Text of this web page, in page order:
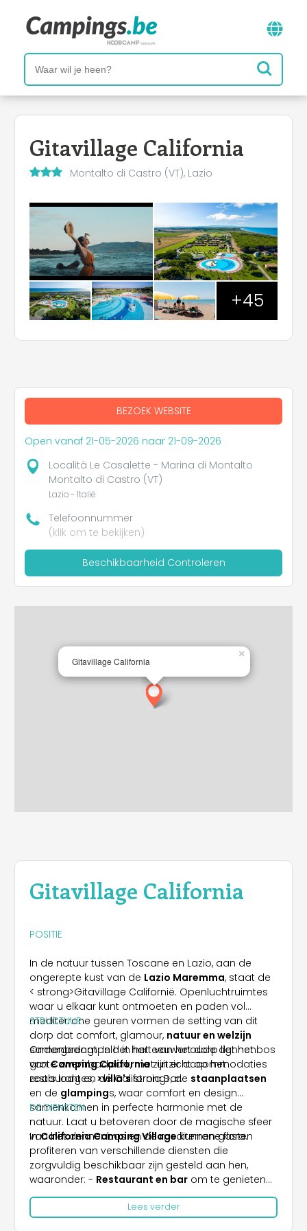
Gitavillage California
Montalto di Castro (VT), Lazio
+45
Gitavillage California
POSITIE
In de natuur tussen Toscane en Lazio, aan de
ongerepte kust van de Lazio Maremma, staat de
< strong>Gitavillage Californië. Openluchtruimtes
waar u elkaar kunt ontmoeten en paden vol
mediterrane geuren vormen de setting van dit
dorp dat comfort, glamour, natuur en welzijn
samenbrengt. In het hart van het dorp ligt het
grote zwembadpark, met uitzicht op het
restaurant en de California Bar.
STRUCTUUR
Ondergedompeld in het eeuwenoude dennenbos
vanCamping Californiazijn er accommodaties
zoals lodges,>villa'sstrong>, de staanplaatsen
en de glampings, waar comfort en design
samenkomen in perfecte harmonie met de
natuur. Laat u betoveren door de magische sfeer
van het dennenbos en de mediterrane flora.
DE DIENSTEN
InCalifornia Camping Villagekunnen gasten
profiteren van verschillende diensten die
zorgvuldig beschikbaar zijn gesteld aan hen,
waaronder: - Restaurant en bar om te genieten
van mediterrane specialiteiten, afhaalservice ook
Markten kleine kiosk. De
winkelmarkt biedt een ruime keuze aan
Lees verder
BEZOEK WEBSITE
Open vanaf 21-05-2026 naar 21-09-2026
Località Le Casalette - Marina di Montalto
Montalto di Castro (VT)
Lazio - Italië
Telefoonnummer
(klik om te bekijken)
Beschikbaarheid Controleren
Gitavillage California
×